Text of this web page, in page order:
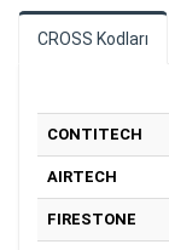
CROSS Kodları
CONTITECH
AIRTECH
FIRESTONE